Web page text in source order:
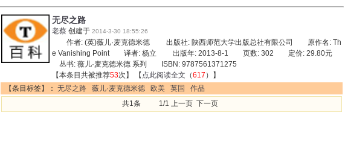
无尽之路
老蔡 创建于 2014-3-30 18:55:26
作者: (英)薇儿·麦克德米德 出版社: 陕西师范大学出版总社有限公司 原作名: Th
e Vanishing Point 译者: 杨立 出版年: 2013-8-1 页数: 302 定价: 29.80元
丛书: 薇儿·麦克德米德 系列 ISBN: 9787561371275
【本条目共被推荐53次】 【 点此阅读全文 （617 ）】
【条目标签】： 无尽之路 薇儿·麦克德米德 欧美 英国
作品
共1条 1/1 上一页 下一页